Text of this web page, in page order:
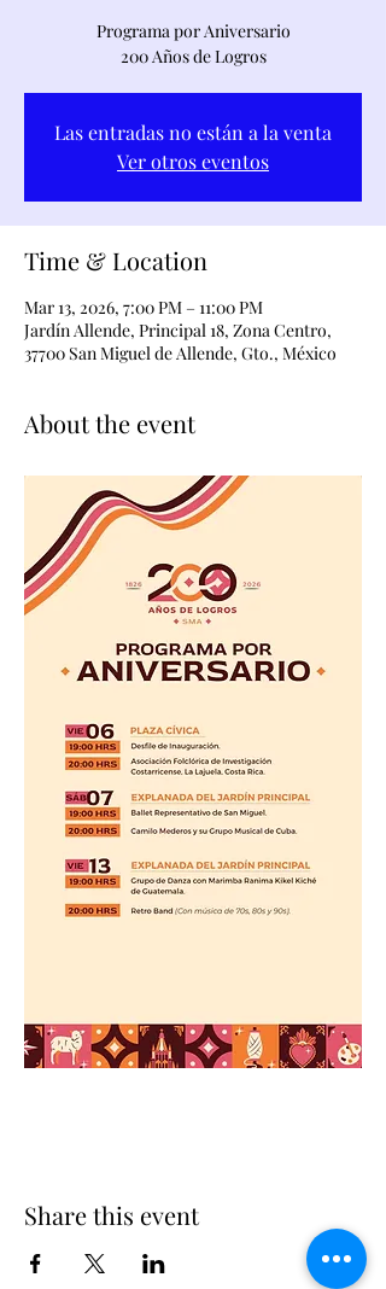
Programa por Aniversario
200 Años de Logros
Las entradas no están a la venta
Ver otros eventos
Time & Location
Mar 13, 2026, 7:00 PM – 11:00 PM
Jardín Allende, Principal 18, Zona Centro,
37700 San Miguel de Allende, Gto., México
About the event
Share this event